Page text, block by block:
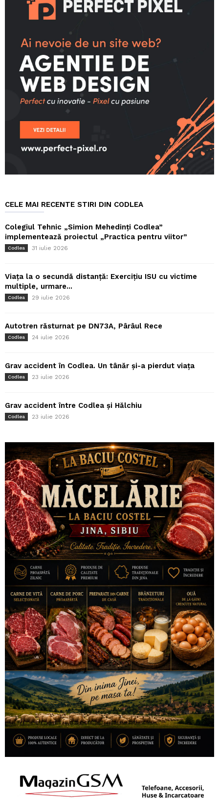
CELE MAI RECENTE STIRI DIN CODLEA
Colegiul Tehnic „Simion Mehedinți Codlea”
implementează proiectul „Practica pentru viitor”
Codlea 31 iulie 2026
Viața la o secundă distanță: Exercițiu ISU cu victime
multiple, urmare...
Codlea 29 iulie 2026
Autotren răsturnat pe DN73A, Pârâul Rece
Codlea 24 iulie 2026
Grav accident în Codlea. Un tânăr și-a pierdut viața
Codlea 23 iulie 2026
Grav accident între Codlea și Hălchiu
Codlea 23 iulie 2026